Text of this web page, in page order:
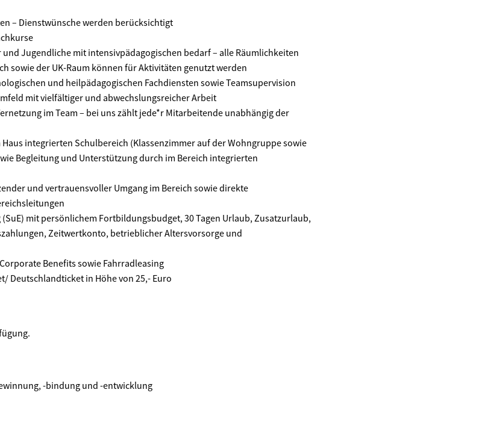
– Dienstwünsche werden berücksichtigt
Jugendliche mit intensivpädagogischen bedarf – alle Räumlichkeiten
sowie der UK-Raum können für Aktivitäten genutzt werden
und heilpädagogischen Fachdiensten sowie Teamsupervision
mit vielfältiger und abwechslungsreicher Arbeit
im Team – bei uns zählt jede*r Mitarbeitende unabhängig der
integrierten Schulbereich (Klassenzimmer auf der Wohngruppe sowie
Begleitung und Unterstützung durch im Bereich integrierten
und vertrauensvoller Umgang im Bereich sowie direkte
mit persönlichem Fortbildungsbudget, 30 Tagen Urlaub, Zusatzurlaub,
Zeitwertkonto, betrieblicher Altersvorsorge und
Benefits sowie Fahrradleasing
Deutschlandticket in Höhe von 25,- Euro
-bindung und -entwicklung